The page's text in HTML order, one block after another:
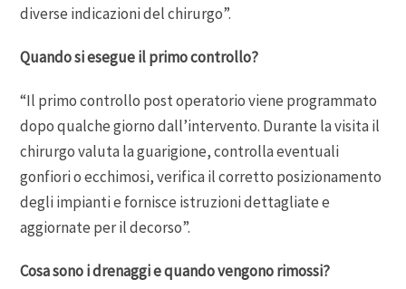
diverse indicazioni del chirurgo”.
Quando si esegue il primo controllo?
“Il primo controllo post operatorio viene programmato
dopo qualche giorno dall’intervento. Durante la visita il
chirurgo valuta la guarigione, controlla eventuali
gonfiori o ecchimosi, verifica il corretto posizionamento
degli impianti e fornisce istruzioni dettagliate e
aggiornate per il decorso”.
Cosa sono i drenaggi e quando vengono rimossi?